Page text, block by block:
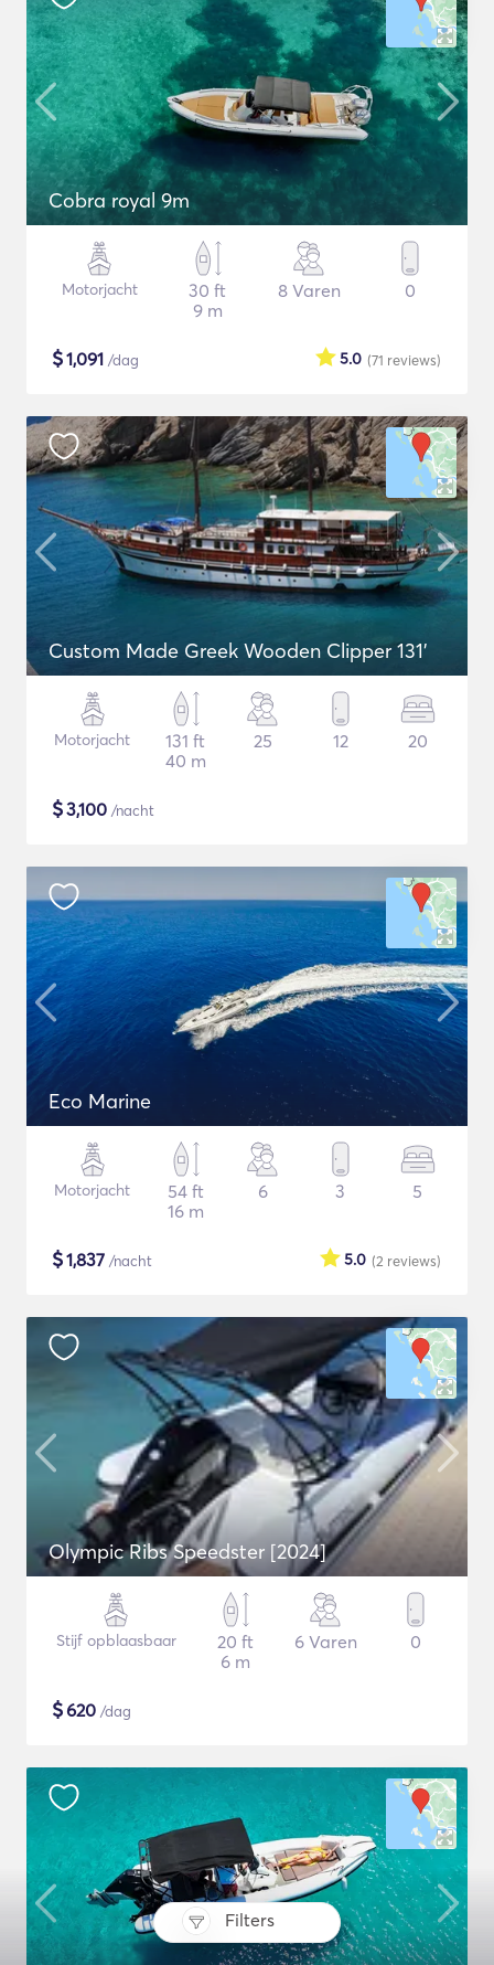
Filters
Cobra royal 9m
Motorjacht
30 ft
9 m
8 Varen 0
$1,091 /dag (71 reviews)
5.0
Custom Made Greek Wooden Clipper 131'
Motorjacht
131 ft
40 m
25 12 20
$3,100 /nacht
Eco Marine
Motorjacht
54 ft
16 m
6 3 5
$1,837 /nacht (2 reviews)
5.0
Olympic Ribs Speedster [2024]
Stijf opblaasbaar
20 ft
6 m
6 Varen 0
$620 /dag